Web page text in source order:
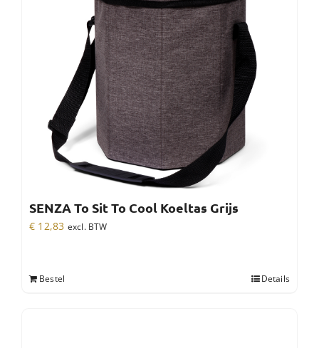
SENZA To Sit To Cool Koeltas Grijs
€ 12,83 excl. BTW
Bestel Details